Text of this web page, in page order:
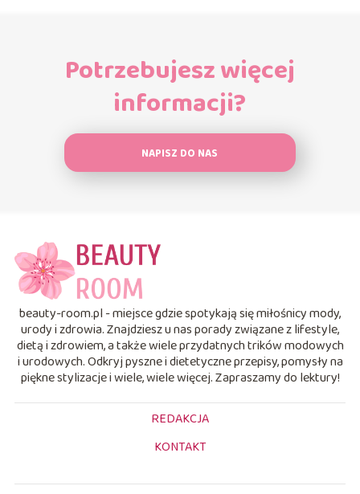
Potrzebujesz więcej
informacji?
NAPISZ DO NAS
beauty-room.pl - miejsce gdzie spotykają się miłośnicy mody,
urody i zdrowia. Znajdziesz u nas porady związane z lifestyle,
dietą i zdrowiem, a także wiele przydatnych trików modowych
i urodowych. Odkryj pyszne i dietetyczne przepisy, pomysły na
piękne stylizacje i wiele, wiele więcej. Zapraszamy do lektury!
REDAKCJA
KONTAKT